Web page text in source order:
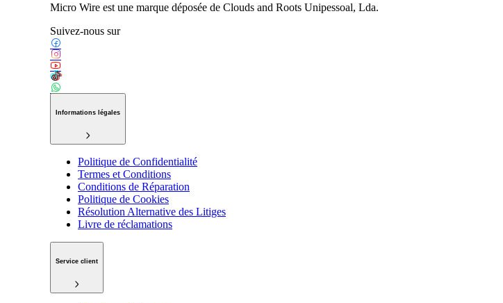
Micro Wire est une marque déposée de Clouds and Roots Unipessoal, Lda.
Suivez-nous sur
Informations légales
Politique de Confidentialité
Termes et Conditions
Conditions de Réparation
Politique de Cookies
Résolution Alternative des Litiges
Livre de réclamations
Service client